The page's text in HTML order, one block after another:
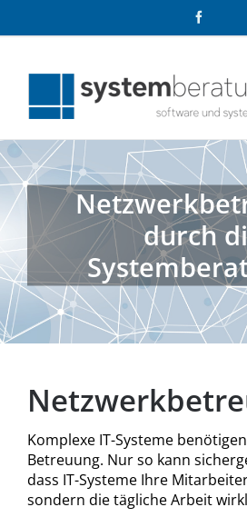
durch
Komplexe IT-Systeme
Betreuung. Nur so kann
dass IT-Systeme Ihre
sondern die tägliche Arbeit